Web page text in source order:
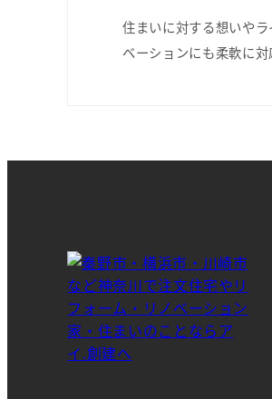
住まいに対する想いや
ベーションにも柔軟に